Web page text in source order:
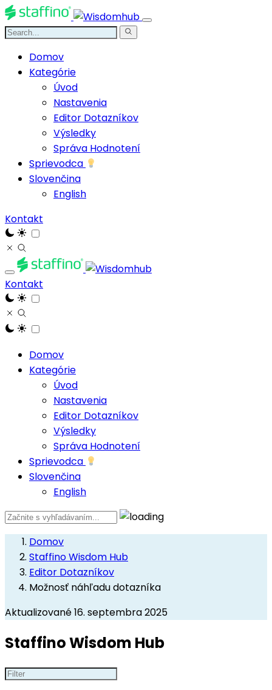
Domov
Kategórie
Úvod
Nastavenia
Editor Dotazníkov
Výsledky
Správa Hodnotení
Sprievodca
Slovenčina
English
Kontakt
Kontakt
Domov
Kategórie
Úvod
Nastavenia
Editor Dotazníkov
Výsledky
Správa Hodnotení
Sprievodca
Slovenčina
English
Domov
Staffino Wisdom Hub
Editor Dotazníkov
Možnosť náhľadu dotazníka
Aktualizované 16. septembra 2025
Staffino Wisdom Hub